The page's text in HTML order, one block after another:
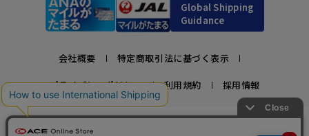
Global Shipping
Guidance
会社概要 特定商取引法に基づく表示
プライバシーポリシー 利用規約 採用情報
かばんの総合メーカー、エース公式サイト